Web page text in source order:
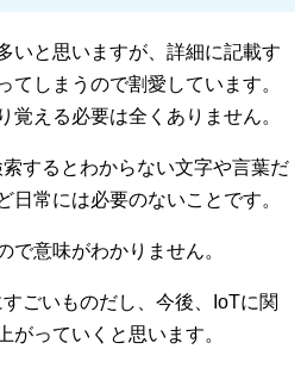
いと思いますが、詳細に記載す
てしまうので割愛しています。
覚える必要は全くありません。
するとわからない文字や言葉だ
日常には必要のないことです。
で意味がわかりません。
ごいものだし、今後、IoTに関
がっていくと思います。